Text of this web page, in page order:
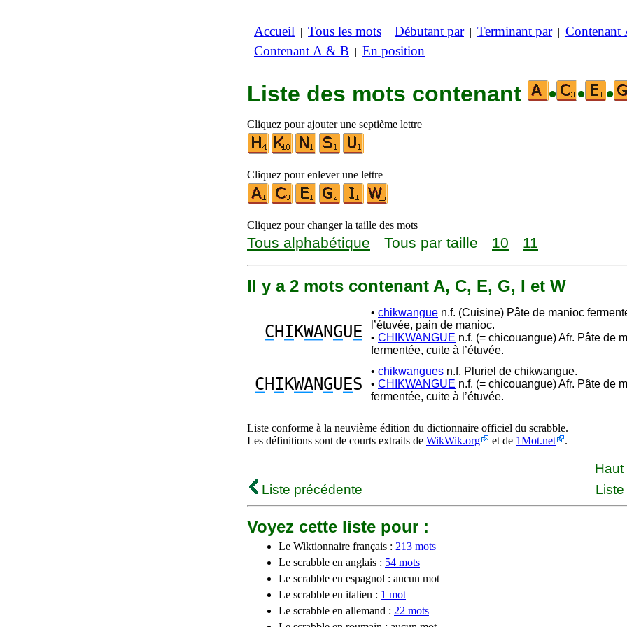
Accueil | Tous les mots | Débutant par| Terminant par| Contenant
Contenant A & B | En position
Liste des mots contenant • • •
Cliquez pour ajouter une septième lettre
Cliquez pour enlever une lettre
Cliquez pour changer la taille des mots
Tous alphabétique Tous par taille 10 11
Il y a 2 mots contenant A, C, E, G, I et W
CHI KWANGUE
• chikwangue n.f. (Cuisine) Pâte de manioc
l’étuvée, pain de manioc.
• CHIKWANGUE n.f. (= chicouangue) Afr. Pâte de
fermentée, cuite à l’étuvée.
CHI KWANGUES
• chikwangues n.f. Pluriel de chikwangue.
• CHIKWANGUE n.f. (= chicouangue) Afr. Pâte de
fermentée, cuite à l’étuvée.
Liste conforme à la neuvième édition du dictionnaire officiel du scrabble.
Les définitions sont de courts extraits de WikWik.org et de 1Mot.net .
Haut
Liste précédente
Voyez cette liste pour :
Le Wiktionnaire français : 213 mots
Le scrabble en anglais : 54 mots
Le scrabble en espagnol : aucun mot
Le scrabble en italien : 1 mot
Le scrabble en allemand : 22 mots